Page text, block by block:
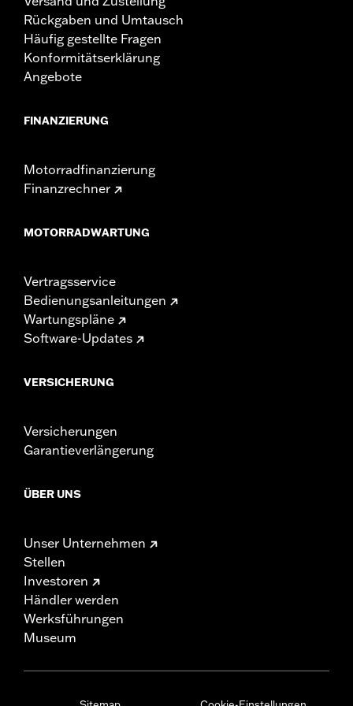
Rückgaben und Umtausch
Häufig gestellte Fragen
Konformitätserklärung
Angebote
FINANZIERUNG
Motorradfinanzierung
Finanzrechner
MOTORRADWARTUNG
Vertragsservice
Bedienungsanleitungen
Wartungspläne
Software-Updates
VERSICHERUNG
Versicherungen
Garantieverlängerung
ÜBER UNS
Unser Unternehmen
Stellen
Investoren
Händler werden
Werksführungen
Museum